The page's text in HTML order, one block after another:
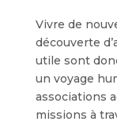
Vivre de
découverte
utile sont
un voyage
associations
missions à